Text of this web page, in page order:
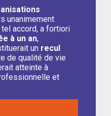
unanimement
tel accord, a fortiori
à un an,
un recul
de qualité de vie
atteinte à
et